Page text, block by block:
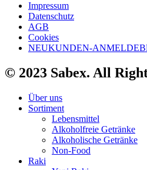
Impressum
Datenschutz
AGB
Cookies
NEUKUNDEN-
© 2023 Sabex. All
Über uns
Sortiment
Lebensmittel
Alkoholfreie Getränke
Alkoholische Getränke
Non-Food
Raki